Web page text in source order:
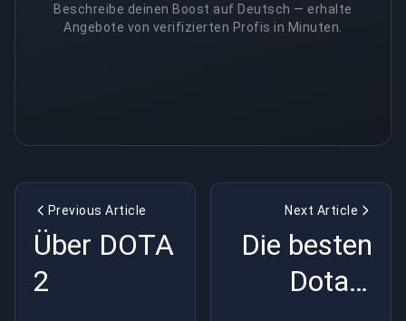
Beschreibe deinen Boost auf Deutsch — erhalte
Angebote von verifizierten Profis in Minuten.
Previous Article
Über DOTA
2
Next Article
Die besten
Dota 2